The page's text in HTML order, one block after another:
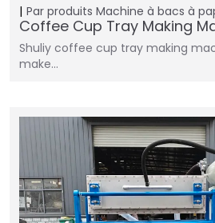
Par produits Machine à bacs à
Coffee Cup Tray Making
Shuliy coffee cup tray making
make…